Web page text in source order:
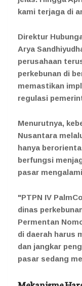
kami terjaga di
Direktur
Arya
perusahaan
perkebunan di
memastikan
regulasi
Menurutnya,
Nusantara
hanya
berfungsi
pasar
"PTPN IV
dinas
Permentan
di daerah harus
dan jangkar
pasar sedang